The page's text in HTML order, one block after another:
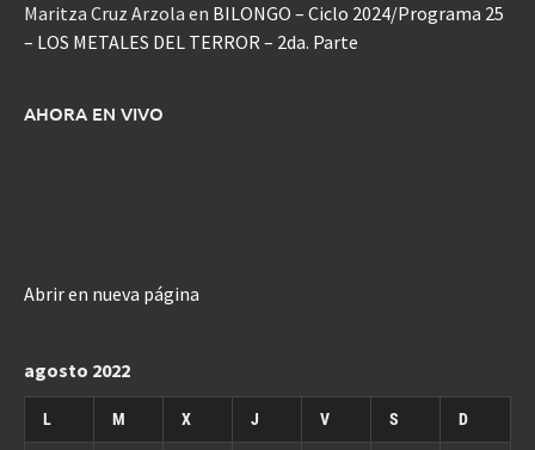
Maritza Cruz Arzola en BILONGO – Ciclo 2024/Programa 25
– LOS METALES DEL TERROR – 2da. Parte
AHORA EN VIVO
Abrir en nueva página
agosto 2022
L M X J V S D